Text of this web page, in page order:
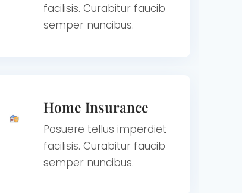
facilisis. Curabitur faucib
semper nuncibus.
Home Insurance
Posuere tellus imperdiet
facilisis. Curabitur faucib
semper nuncibus.